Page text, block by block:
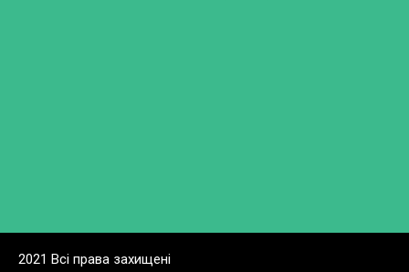
2021 Всі права захищені